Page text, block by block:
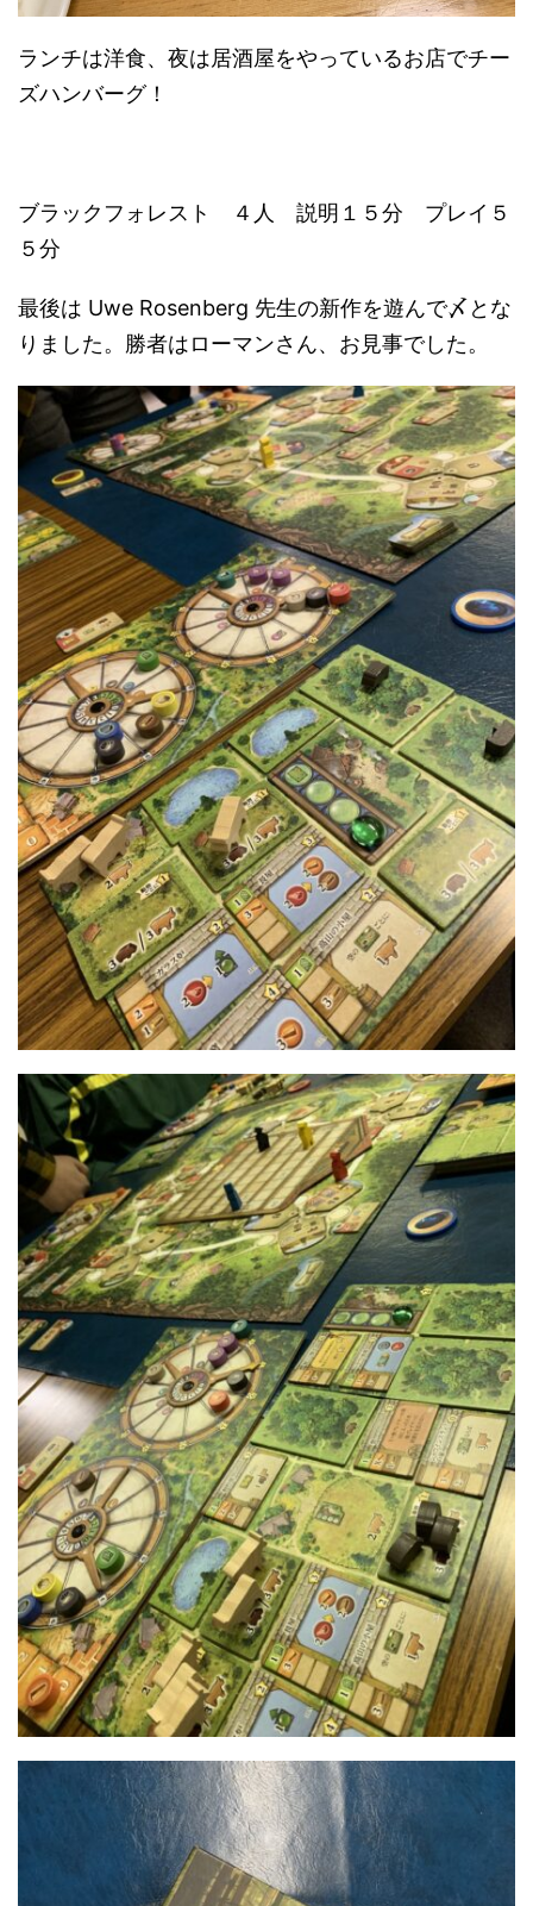
ランチは洋食、夜は居酒屋をやっているお店でチー
ズハンバーグ！
ブラックフォレスト ４人 説明１５分 プレイ５
５分
最後は Uwe Rosenberg 先生の新作を遊んで〆とな
りました。勝者はローマンさん、お見事でした。